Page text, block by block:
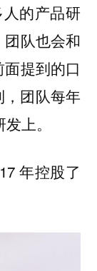
的产品研
队也会和
提到的口
，团队每年
上。
年控股了